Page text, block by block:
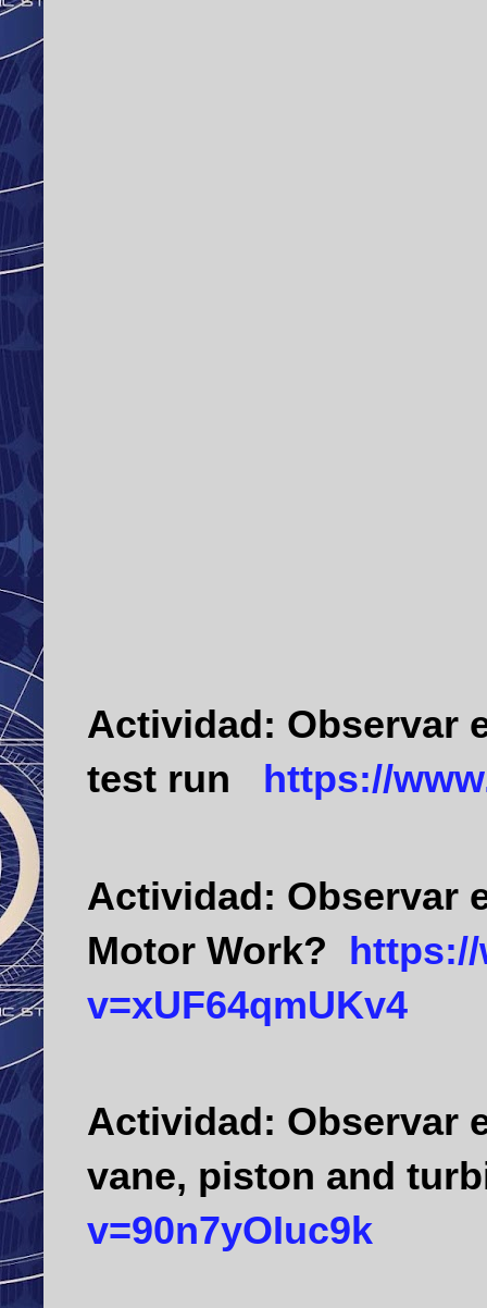
Actividad: Observar
test run
https://
Actividad: Observar
Motor Work?
v=xUF64qmUKv4
Actividad: Observar
vane, piston and
v=90n7yOIuc9k